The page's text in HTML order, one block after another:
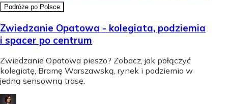
Podróże po Polsce
Zwiedzanie Opatowa - kolegiata, podziemia
i spacer po centrum
Zwiedzanie Opatowa pieszo? Zobacz, jak połączyć
kolegiatę, Bramę Warszawską, rynek i podziemia w
jedną sensowną trasę.